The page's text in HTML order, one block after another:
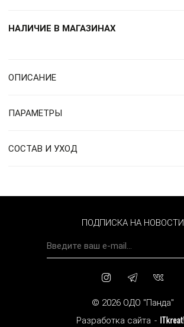
НАЛИЧИЕ В МАГАЗИНАХ
ОПИСАНИЕ
ПАРАМЕТРЫ
СОСТАВ И УХОД
© 2026 ОДО "Панда"
Разработка сайта -
ПОДПИСКА НА НОВОСТИ